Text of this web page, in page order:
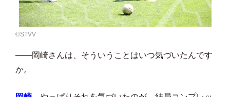
©️STVV
――岡崎さんは、そういうことはいつ気づいたんです
か。